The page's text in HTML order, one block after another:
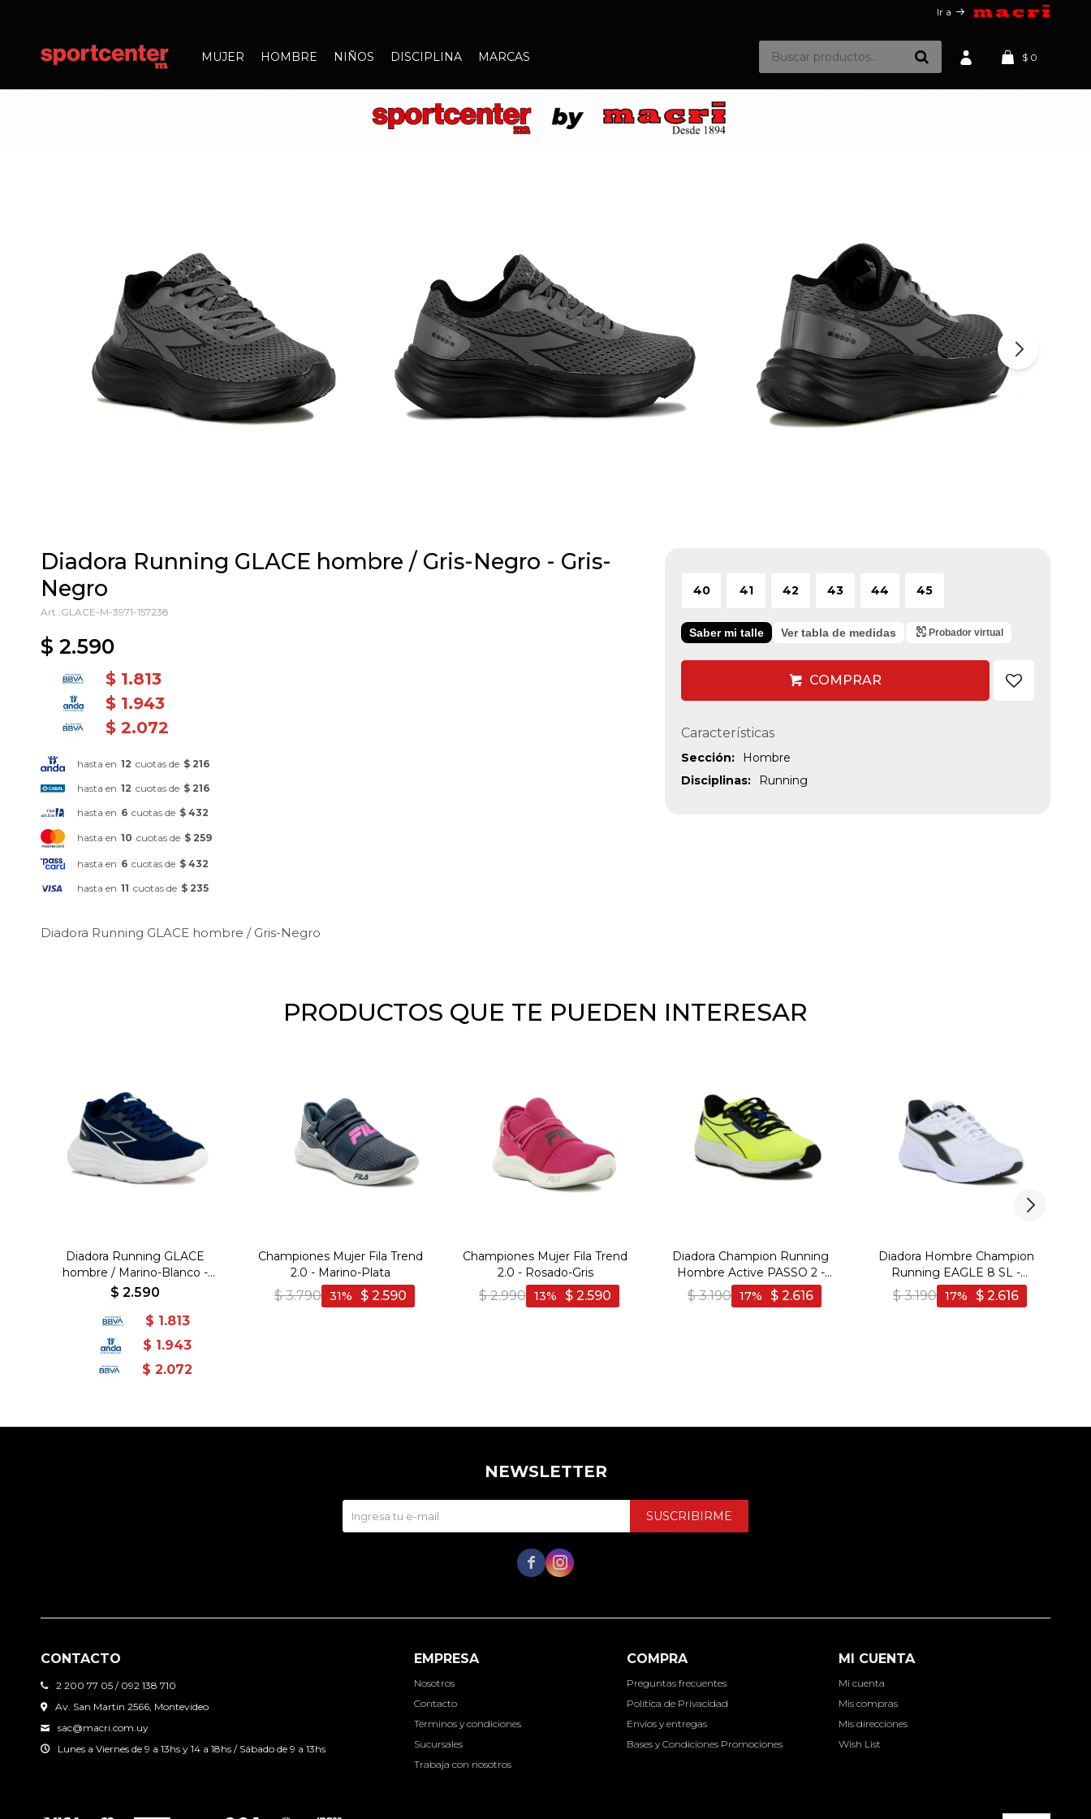
MUJER HOMBRE NIÑOS DISCIPLINA MARCAS $ 0
Ir a
Diadora Running GLACE hombre / Gris-Negro - Gris-
Negro
GLACE-M-3971-157238
$ 2.590
$ 1.813
$ 1.943
$ 2.072
hasta en 12 cuotas de $ 216
hasta en 12 cuotas de $ 216
hasta en 6 cuotas de $ 432
hasta en 10 cuotas de $ 259
hasta en 6 cuotas de $ 432
hasta en 11 cuotas de $ 235
Diadora Running GLACE hombre / Gris-Negro
40 41 42 43 44 45
Saber mi talle Ver tabla de medidas Probador virtual
COMPRAR
Características
Sección
Hombre
Disciplinas
Running
PRODUCTOS QUE TE PUEDEN INTERESAR
Diadora Running GLACE
hombre / Marino-Blanco -
Fiknit/Phylon - Marino-Blanco
$ 2.590
$ 1.813
$ 1.943
$ 2.072
Championes Mujer Fila Trend
2.0 - Marino-Plata
$ 3.790 $ 2.590
31
Championes Mujer Fila Trend
2.0 - Rosado-Gris
$ 2.990 $ 2.590
13
Diadora Champion Running
Hombre Active PASSO 2 -
Amarillo Fluo-Negro
$ 3.190 $ 2.616
17
Diadora Hombre Champion
Running EAGLE 8 SL -
Blanco-Marino
$ 3.190 $ 2.616
17
CONTACTO
2 200 77 05 / 092 138 710
Av. San Martin 2566, Montevideo
sac@macri.com.uy
Lunes a Viernes de 9 a 13hs y 14 a 18hs / Sábado de 9 a 13hs
EMPRESA
Nosotros
Contacto
Términos y condiciones
Sucursales
Trabaja con nosotros
COMPRA
Preguntas frecuentes
Política de Privacidad
Envíos y entregas
Bases y Condiciones Promociones
MI CUENTA
Mi cuenta
Mis compras
Mis direcciones
Wish List
NEWSLETTER
SUSCRIBIRME
 